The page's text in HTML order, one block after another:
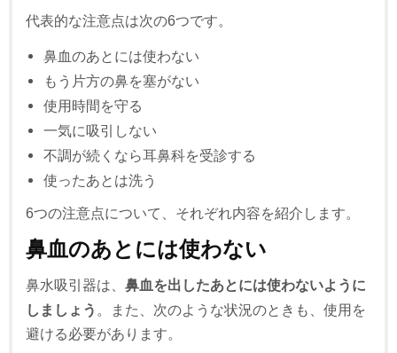
代表的な注意点は次の6つです。
鼻血のあとには使わない
もう片方の鼻を塞がない
使用時間を守る
一気に吸引しない
不調が続くなら耳鼻科を受診する
使ったあとは洗う
6つの注意点について、それぞれ内容を紹介します。
鼻血のあとには使わない
鼻水吸引器は、鼻血を出したあとには使わないように
しましょう 。また、次のような状況のときも、使用を
避ける必要があります。